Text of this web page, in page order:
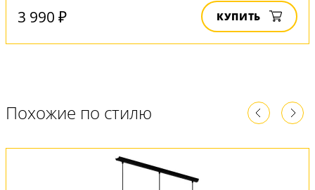
3 990 ₽ КУПИТЬ
Похожие по стилю